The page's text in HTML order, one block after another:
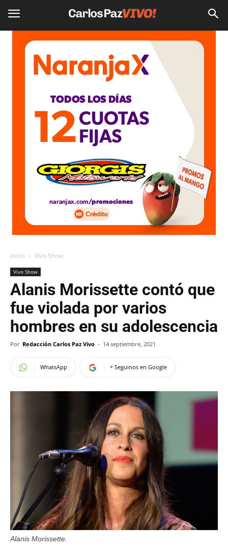
Inicio Vivo Show
Vivo Show
Alanis Morissette contó que
fue violada por varios
hombres en su adolescencia
Por Redacción Carlos Paz Vivo - 14 septiembre, 2021
WhatsApp + Seguinos en Google
Alanis Morissette.